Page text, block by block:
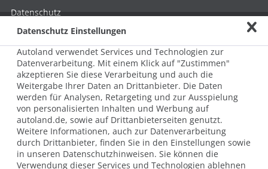
© 2026 AUTOLAND 24 SE & Co. Betriebs KG
Werner-von-Siemens-Str. 2, 06796 Brehna, Deutschland
Datenschutz
Hinweisgebersystem nach HinSchG
Beschwerde nach LkSG
Grundsatzerklärung zum LkSG
Datenschutz Einstellungen
Autoland verwendet Services und Technologien zur
Datenverarbeitung. Mit einem Klick auf "Zustimmen"
akzeptieren Sie diese Verarbeitung und auch die
Weitergabe Ihrer Daten an Drittanbieter. Die Daten
werden für Analysen, Retargeting und zur Ausspielung
von personalisierten Inhalten und Werbung auf
autoland.de, sowie auf Drittanbieterseiten genutzt.
Weitere Informationen, auch zur Datenverarbeitung
durch Drittanbieter, finden Sie in den Einstellungen sowie
in unseren Datenschutzhinweisen. Sie können die
Verwendung dieser Services und Technologien ablehnen